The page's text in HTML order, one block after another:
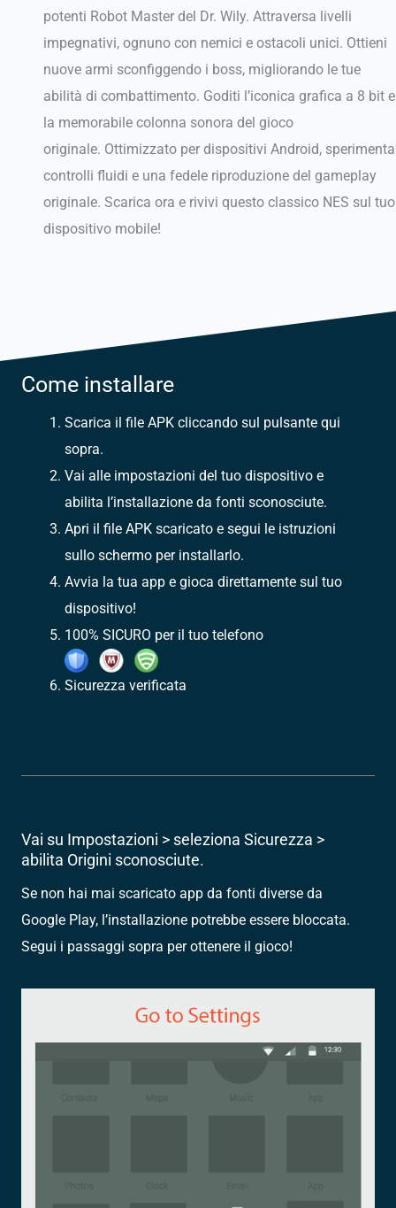
potenti Robot Master del Dr. Wily.Attraversa livelli
impegnativi, ognuno con nemici e ostacoli unici. Ottieni
nuove armi sconfiggendo i boss, migliorando le tue
abilità di combattimento. Goditi l’iconica grafica a 8 bit e
la memorabile colonna sonora del gioco
originale. Ottimizzato per dispositivi Android, sperimenta
controlli fluidi e una fedele riproduzione del gameplay
originale.Scarica ora e rivivi questo classico NES sul tuo
dispositivo mobile!
Come installare
Scarica il file APK cliccando sul pulsante qui
sopra.
Vai alle impostazioni del tuo dispositivo e
abilita l’installazione da fonti sconosciute.
Apri il file APK scaricato e segui le istruzioni
sullo schermo per installarlo.
Avvia la tua app e gioca direttamente sul tuo
dispositivo!
100% SICURO per il tuo telefono
Sicurezza verificata
Vai su Impostazioni > seleziona Sicurezza >
abilita Origini sconosciute.
Se non hai mai scaricato app da fonti diverse da
Google Play, l’installazione potrebbe essere bloccata.
Segui i passaggi sopra per ottenere il gioco!